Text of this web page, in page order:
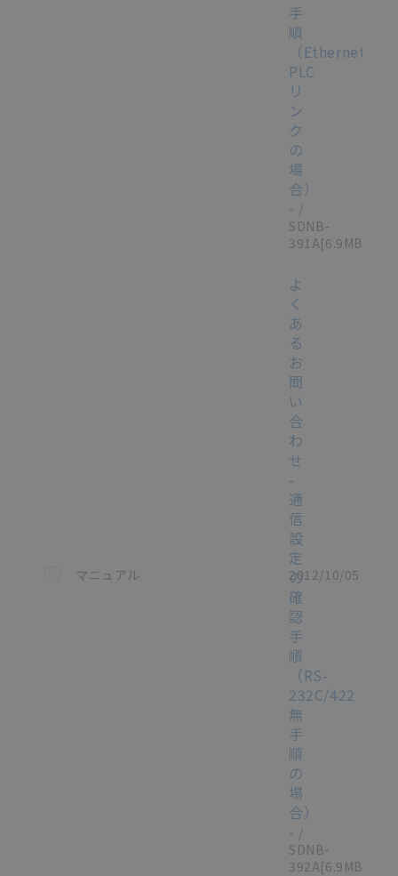
手
順
（Ethernet
PLC
リ
ン
ク
の
場
合）
- /
SDNB-
391A[6.9MB]
この資料を選択
マニュアル
よ
く
あ
る
お
問
い
合
わ
せ
-
通
信
設
定
の
確
認
手
順
（RS-
232C/422
無
手
順
の
場
合）
- /
SDNB-
392A[6.9MB]
2012/10/05